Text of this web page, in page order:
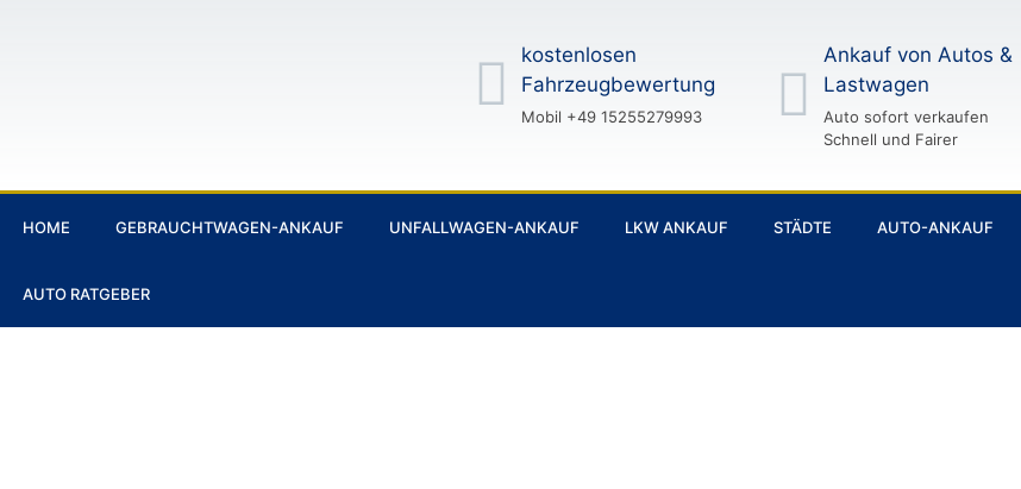
kostenlosen
Fahrzeugbewertung
Mobil +49 15255279993
Ankauf von Autos &
Lastwagen
Auto sofort verkaufen
Schnell und Fairer
HOME GEBRAUCHTWAGEN-ANKAUF UNFALLWAGEN-ANKAUF LKW ANKAUF STÄDTE AUTO-ANKAUF
AUTO RATGEBER